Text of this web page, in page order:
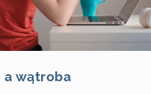
a wątroba